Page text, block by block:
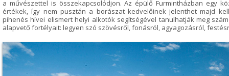
a művészettel is összekapcsolódjon. Az épülő Furmintházban egy
értékek, így nem pusztán a borászat kedvelőinek jelenthet majd
pihenés hívei elismert helyi alkotók segítségével tanulhatják meg
alapvető fortélyait: legyen szó szövésről, fonásról, agyagozásról,